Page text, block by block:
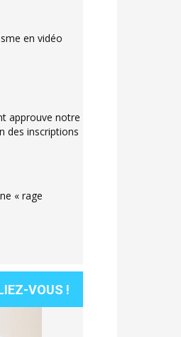
en vidéo
approuve notre
des inscriptions
« rage
VOUS !